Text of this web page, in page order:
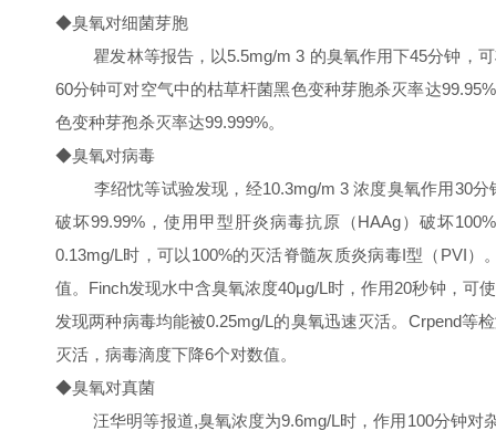
◆臭氧对细菌芽胞
瞿发林等报告，以5.5mg/m 3 的臭氧作用下45分钟，可
60分钟可对空气中的枯草杆菌黑色变种芽胞杀灭率达
色变种芽孢杀灭率达99.999%。
◆臭氧对病毒
李绍忱等试验发现，经10.3mg/m 3 浓度臭氧作用30分
破坏99.99%，使用甲型肝炎病毒抗原（HAAg）破坏
0.13mg/L时，可以100%的灭活脊髓灰质炎病毒I型（PVI
值。Finch发现水中含臭氧浓度40μg/L时，作用20秒钟，可
发现两种病毒均能被0.25mg/L的臭氧迅速灭活。Crpend等
灭活，病毒滴度下降6个对数值。
◆臭氧对真菌
汪华明等报道,臭氧浓度为9.6mg/L时，作用100分钟对杂